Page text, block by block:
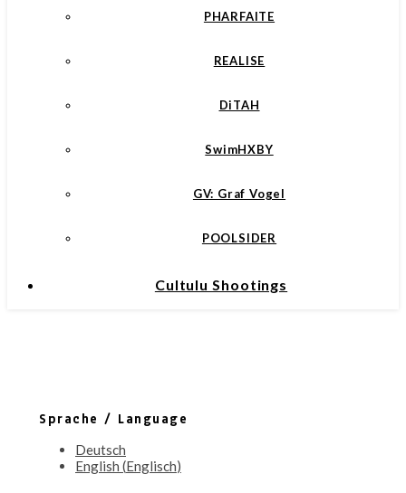
PHARFAITE
REALISE
DiTAH
SwimHXBY
GV: Graf Vogel
POOLSIDER
Cultulu Shootings
Sprache / Language
Deutsch
English (Englisch)